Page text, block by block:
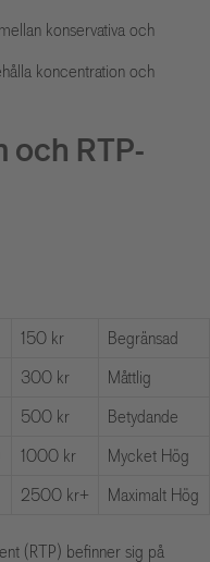
konservativa och
koncentration och
RTP-
150 kr
Begränsad
300 kr
Måttlig
500 kr
Betydande
1000 kr
Mycket Hög
2500 kr+ Maximalt Hög
(RTP) befinner sig på